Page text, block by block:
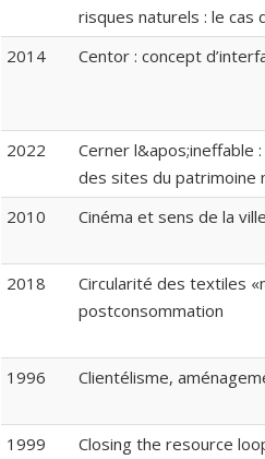
risques naturels : le cas
2014 Centor : concept
2022
Cerner l&apos;ineffable
des sites du patrimoine
2010
Cinéma et sens de la
2018
Circularité des textiles
postconsommation
1996 Clientélisme,
1999
Closing the resource